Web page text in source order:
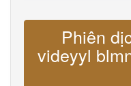
Phiên
videyyl